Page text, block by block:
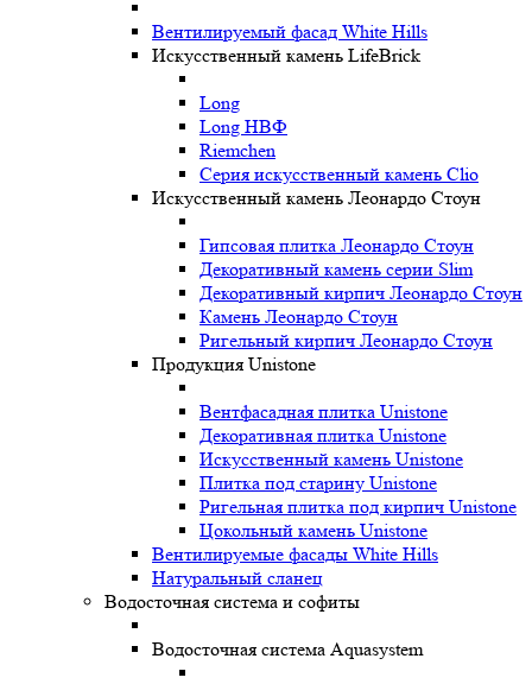
Вентилируемый фасад White Hills
Искусственный камень LifeBrick
Long
Long НВФ
Riemchen
Серия искусственный камень Clio
Искусственный камень Леонардо Стоун
Гипсовая плитка Леонардо Стоун
Декоративный камень серии Slim
Декоративный кирпич Леонардо Стоун
Камень Леонардо Стоун
Ригельный кирпич Леонардо Стоун
Продукция Unistone
Вентфасадная плитка Unistone
Декоративная плитка Unistone
Искусственный камень Unistone
Плитка под старину Unistone
Ригельная плитка под кирпич Unistone
Цокольный камень Unistone
Вентилируемые фасады White Hills
Натуральный сланец
Водосточная система и софиты
Водосточная система Aquasystem